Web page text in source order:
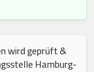
wird geprüft &
Hamburg-